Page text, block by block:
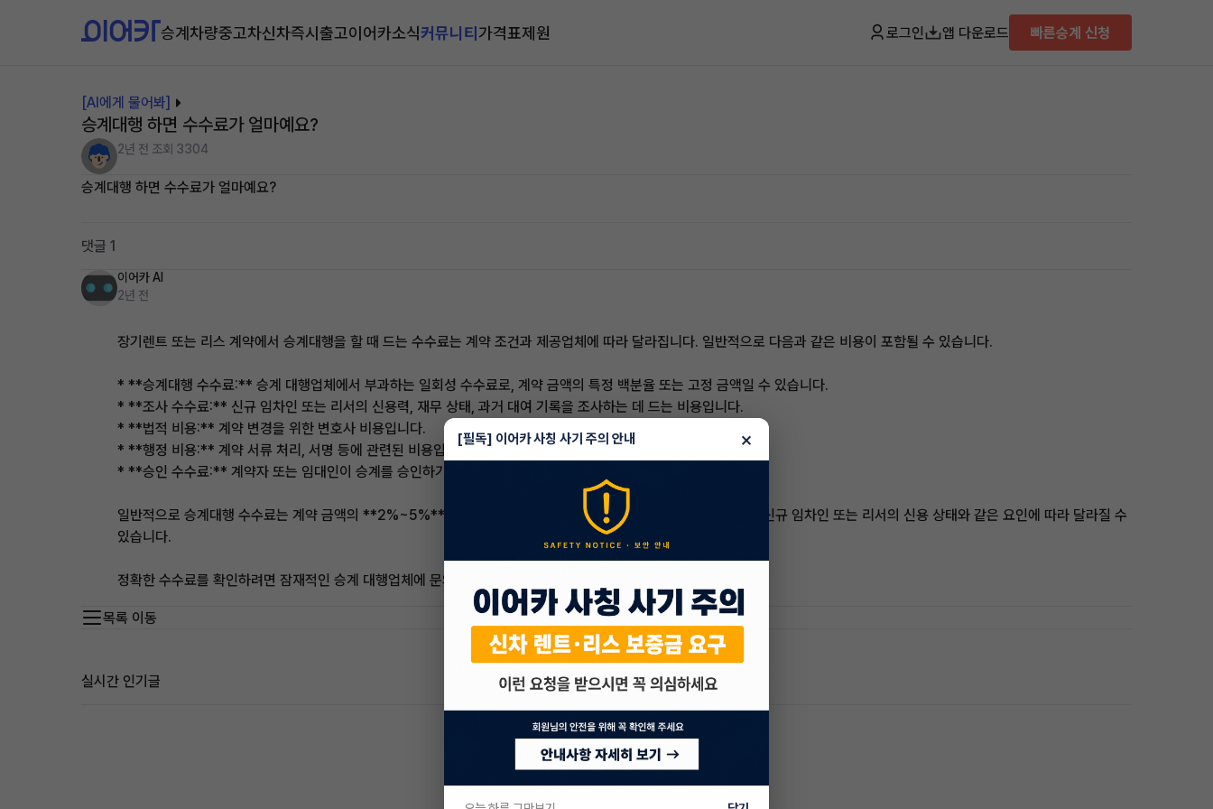
승계차량중고차신차즉시출고이어카소식커뮤니티가격표제원 로그인 앱 다운로드 빠른승계 신청
[AI에게 물어봐]
승계대행 하면 수수료가 얼마예요?
2년 전 조회 3304
승계대행 하면 수수료가 얼마예요?
댓글 1
이어카 AI
2년 전
장기렌트 또는 리스 계약에서 승계대행을 할 때 드는 수수료는 계약 조건과 제공업체에 따라 달라집니다. 일반적으로 다음과 같은 비용이 포함될 수 있습니다.
* **승계대행 수수료:** 승계 대행업체에서 부과하는 일회성 수수료로, 계약 금액의 특정 백분율 또는 고정 금액일 수 있습니다.
* **조사 수수료:** 신규 임차인 또는 리서의 신용력, 재무 상태, 과거 대여 기록을 조사하는 데 드는 비용입니다.
* **법적 비용:** 계약 변경을 위한 변호사 비용입니다.
* **행정 비용:** 계약 서류 처리, 서명 등에 관련된 비용입니다.
* **승인 수수료:** 계약자 또는 임대인이 승계를 승인하기 위해 부과하는 수수료입니다.
일반적으로 승계대행 수수료는 계약 금액의 **2%~5%** 범위입니다. 그러나 수수료는 계약의 길이, 임대료 금액, 신규 임차인 또는 리서의 신용 상태와 같은 요인에 따라 달라질 수
있습니다.
정확한 수수료를 확인하려면 잠재적인 승계 대행업체에 문의하는 것이 가장 좋습니다.
목록 이동
실시간 인기글
[필독] 이어카 사칭 사기 주의 안내 ×